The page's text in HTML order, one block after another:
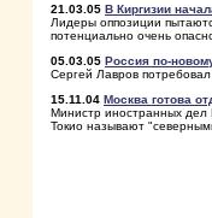
21.03.05 В Киргизии
Лидеры оппозиции
потенциально очень
05.03.05 Россия по-
Сергей Лавров
15.11.04 Москва готова
Министр иностранных дел
Токио называют